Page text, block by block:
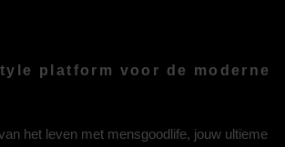
platform voor de moderne
het leven met mensgoodlife, jouw ultieme